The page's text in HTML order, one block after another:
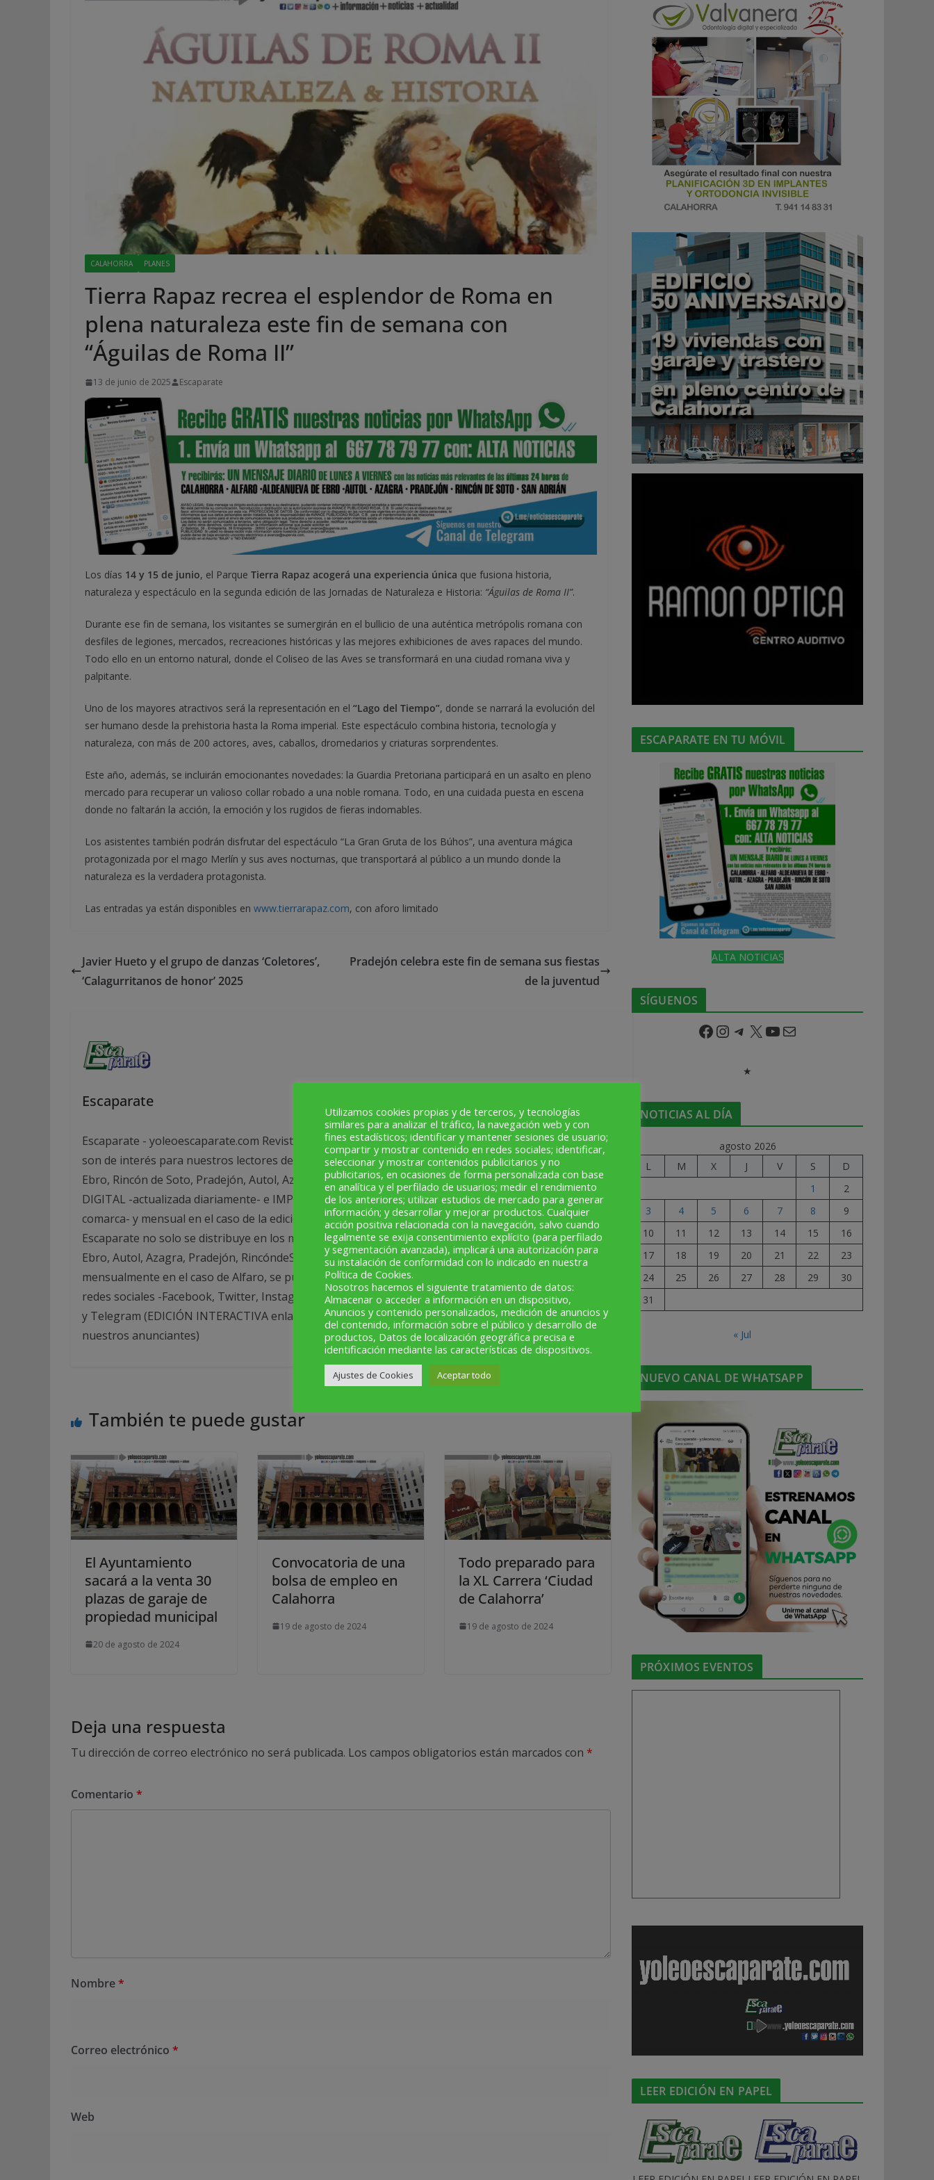
CALAHORRA PLANES
Tierra Rapaz recrea el esplendor de Roma en
plena naturaleza este fin de semana con
“Águilas de Roma II”
13 de junio de 2025 Escaparate
Los días 14 y 15 de junio, el Parque Tierra Rapaz acogerá una experiencia única que fusiona historia,
naturaleza y espectáculo en la segunda edición de las Jornadas de Naturaleza e Historia: “Águilas de Roma II”.
Durante ese fin de semana, los visitantes se sumergirán en el bullicio de una auténtica metrópolis romana con
desfiles de legiones, mercados, recreaciones históricas y las mejores exhibiciones de aves rapaces del mundo.
Todo ello en un entorno natural, donde el Coliseo de las Aves se transformará en una ciudad romana viva y
palpitante.
Uno de los mayores atractivos será la representación en el “Lago del Tiempo”, donde se narrará la evolución del
ser humano desde la prehistoria hasta la Roma imperial. Este espectáculo combina historia, tecnología y
naturaleza, con más de 200 actores, aves, caballos, dromedarios y criaturas sorprendentes.
Este año, además, se incluirán emocionantes novedades: la Guardia Pretoriana participará en un asalto en pleno
mercado para recuperar un valioso collar robado a una noble romana. Todo, en una cuidada puesta en escena
donde no faltarán la acción, la emoción y los rugidos de fieras indomables.
Los asistentes también podrán disfrutar del espectáculo “La Gran Gruta de los Búhos”, una aventura mágica
protagonizada por el mago Merlín y sus aves nocturnas, que transportará al público a un mundo donde la
naturaleza es la verdadera protagonista.
Las entradas ya están disponibles en www.tierrarapaz.com, con aforo limitado
Javier Hueto y el grupo de danzas ‘Coletores’,
‘Calagurritanos de honor’ 2025
Pradejón celebra este fin de semana sus fiestas
de la juventud
Escaparate
Escaparate - yoleoescaparate.com Revista gratuita que en esencia informa de todos aquellos temas que
son de interés para nuestros lectores de las localidades de la zona (Calahorra, Alfaro, Aldeanueva de
Ebro, Rincón de Soto, Pradejón, Autol, Azagra, San Adrián). Actualmente cuenta con dos ediciones:
DIGITAL -actualizada diariamente- e IMPRESA -cada quince días en el caso de la edición de Calahorra y
comarca- y mensual en el caso de la edición Alfaro. Además, nos adaptamos a estos nuevos tiempos y
Escaparate no solo se distribuye en los mejores establecimientos de Calahorra, Alfaro, Aldeanueva de
Ebro, Autol, Azagra, Pradejón, RincóndeSoto y San Adrián sino que también quincena a quincena y
mensualmente en el caso de Alfaro, se publica en nuestra plataforma on line y a través de nuestras
redes sociales -Facebook, Twitter, Instagram, Canal You tube-, Mailing y listas de difusión de WhatsApp
y Telegram (EDICIÓN INTERACTIVA enlazada directamente a las webs, redes, Google Maps... de
nuestros anunciantes)
También te puede gustar
El Ayuntamiento
sacará a la venta 30
plazas de garaje de
propiedad municipal
20 de agosto de 2024
Convocatoria de una
bolsa de empleo en
Calahorra
19 de agosto de 2024
Todo preparado para
la XL Carrera ‘Ciudad
de Calahorra’
19 de agosto de 2024
Deja una respuesta
Tu dirección de correo electrónico no será publicada. Los campos obligatorios están marcados con *
Comentario *
Nombre*
Correo electrónico *
Web
ESCAPARATE EN TU MÓVIL
ALTA NOTICIAS
SÍGUENOS
Facebook Instagram Telegram X YouTube Correo electrónico
★
NOTICIAS AL DÍA
agosto 2026
L
M X J V S
D
1
2
3
4 5 6 7 8
9
10
11 12 13 14 15
16
17
18 19 20 21 22
23
24
25 26 27 28 29
30
31
« Jul
NUEVO CANAL DE WHATSAPP
PRÓXIMOS EVENTOS
LEER EDICIÓN EN PAPEL
Utilizamos cookies propias y de terceros, y tecnologías
similares para analizar el tráfico, la navegación web y con
fines estadísticos; identificar y mantener sesiones de usuario;
compartir y mostrar contenido en redes sociales; identificar,
seleccionar y mostrar contenidos publicitarios y no
publicitarios, en ocasiones de forma personalizada con base
en analítica y el perfilado de usuarios; medir el rendimiento
de los anteriores; utilizar estudios de mercado para generar
información; y desarrollar y mejorar productos. Cualquier
acción positiva relacionada con la navegación, salvo cuando
legalmente se exija consentimiento explícito (para perfilado
y segmentación avanzada), implicará una autorización para
su instalación de conformidad con lo indicado en nuestra
Política de Cookies.
Nosotros hacemos el siguiente tratamiento de datos:
Almacenar o acceder a información en un dispositivo,
Anuncios y contenido personalizados, medición de anuncios y
del contenido, información sobre el público y desarrollo de
productos, Datos de localización geográfica precisa e
identificación mediante las características de dispositivos.
Ajustes de Cookies Aceptar todo